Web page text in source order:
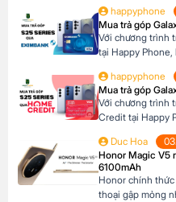
200MP, khả năng
thông minh giúp
cuộc sống. Sau
happyphone
Mua trả góp
Với chương trình
tại Happy Phone,
lựa chọn kỳ hạn
khả năng tài
happyphone
Mua trả góp
Với chương trình
Credit tại Happy
mức lãi suất cực
linh hoạt lựa
hợp với khả
Duc Hoa
Honor Magic V5
6100mAh
Honor chính
thoại gập mỏng